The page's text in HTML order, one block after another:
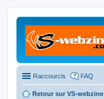
Raccourcis FAQ
Retour sur VS-webzine